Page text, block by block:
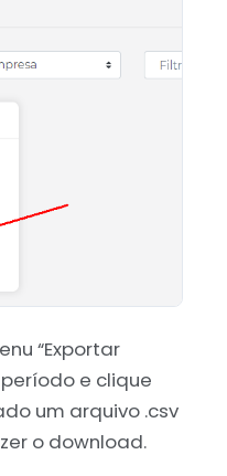
“Exportar
período e clique
um arquivo .csv
o download.